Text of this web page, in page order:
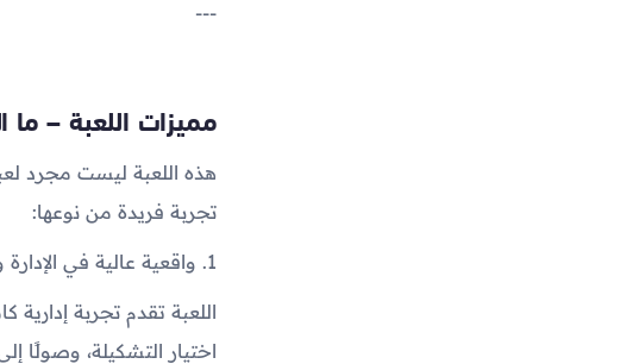
---
مميزات اللعبة – ما
هذه اللعبة ليست مجرد
تجربة فريدة من نوعها:
1. واقعية عالية في الإدارة والتدريب
اللعبة تقدم تجربة
اختيار التشكيلة، وصولًا